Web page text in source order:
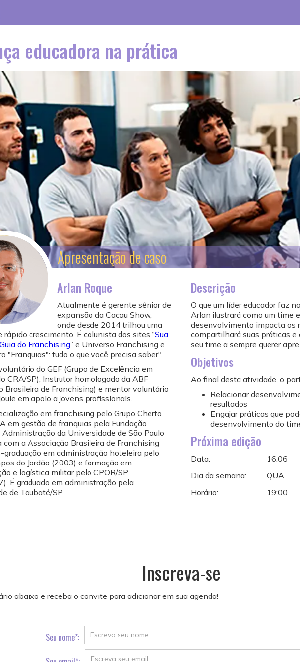
educadora na prática
Apresentação de caso
Arlan Roque
Atualmente é gerente sênior de
expansão da Cacau Show,
onde desde 2014 trilhou uma
rápido crescimento. É colunista dos sites “Sua
Guia do Franchising” e Universo Franchising e
"Franquias": tudo o que você precisa saber".
do GEF (Grupo de Excelência em
CRA/SP), Instrutor homologado da ABF
Brasileira de Franchising) e mentor voluntário
em apoio a jovens profissionais.
em franchising pelo Grupo Cherto
em gestão de franquias pela Fundação
da Universidade de São Paulo
com a Associação Brasileira de Franchising
graduação em administração hoteleira pelo
do Jordão (2003) e formação em
e logística militar pelo CPOR/SP
É graduado em administração pela
de Taubaté/SP.
Descrição
O que um líder educador faz
Arlan ilustrará como um time
desenvolvimento impacta os
compartilhará suas práticas
seu time a sempre querer
Objetivos
Ao final desta atividade, o
Relacionar
resultados
Engajar práticas que
desenvolvimento do
Próxima edição
Data:
16.06
Dia da semana:
QUA
Horário:
19:00
Inscreva-se
abaixo e receba o convite para adicionar em sua agenda!
Seu nome*: